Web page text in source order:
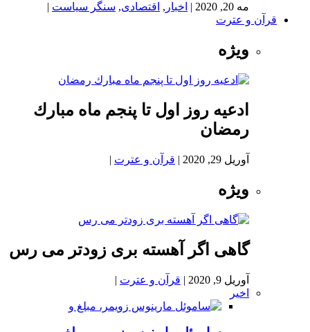
مه 20, 2020 | اخبار , اقتصادی, سنگر سیاست |
قرآن و عترت
ویژه
ادعيه روز اول تا پنجم ماه مبارك
رمضان
آوریل 29, 2020 | قرآن و عترت |
ویژه
گاهی اگر آهسته بری زودتر می رس
آوریل 9, 2020 | قرآن و عترت |
اخیر